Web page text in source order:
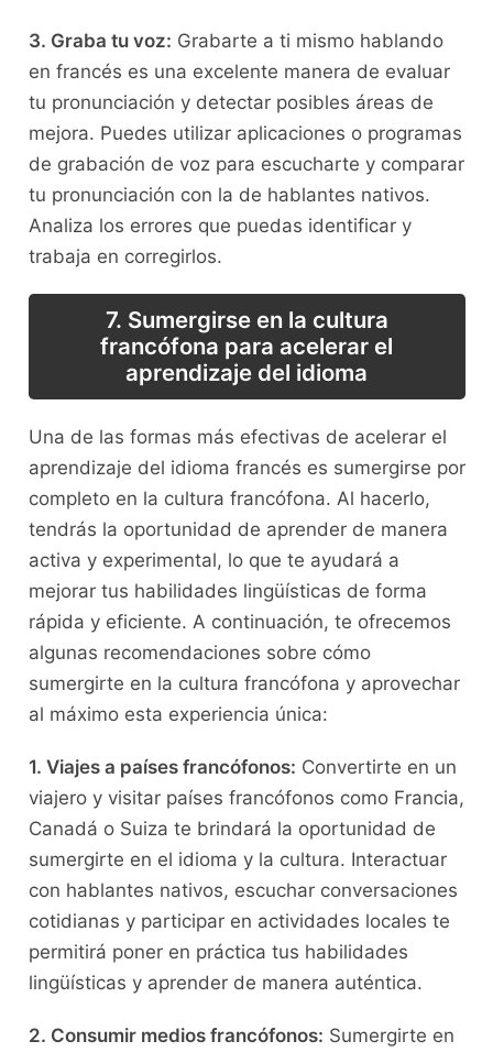
3. Graba tu voz: Grabarte a ti mismo hablando
⁣en francés es ⁣una excelente manera de evaluar
tu pronunciación⁤ y detectar posibles áreas de
mejora. Puedes utilizar ‍aplicaciones o programas
​de grabación de voz para escucharte y‌ comparar
​tu pronunciación‍ con la de‍ hablantes nativos.⁣
Analiza los errores que​ puedas identificar y
trabaja en⁤ corregirlos.
7. Sumergirse ‍en ‍la cultura
francófona ​para acelerar ⁤el
aprendizaje del idioma
Una de las formas​ más ‍efectivas de acelerar el‍
aprendizaje del⁤ idioma francés es sumergirse ⁣por
completo en la cultura francófona. ​Al hacerlo,
‍tendrás la⁣ oportunidad de‌ aprender de manera‍
activa y ⁢experimental,​ lo⁤ que te ayudará⁢ a
mejorar tus habilidades lingüísticas‌ de forma
⁢rápida y eficiente. A continuación, te ofrecemos
algunas recomendaciones sobre cómo
sumergirte en la cultura francófona y aprovechar
al‌ máximo esta experiencia única:
1. ⁢Viajes a países francófonos: Convertirte en un
‌viajero y visitar países francófonos ‍como Francia,
Canadá ⁢o Suiza te brindará ⁣la oportunidad ⁢de
sumergirte en el idioma y la‌ cultura. Interactuar
con hablantes nativos, escuchar conversaciones
cotidianas y⁢ participar en actividades locales⁣ te
permitirá poner en‍ práctica tus habilidades
lingüísticas y aprender ⁤de manera auténtica.
2. Consumir medios ⁤francófonos: Sumergirte ​en